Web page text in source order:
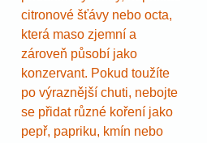
citronové šťávy nebo octa,
která maso zjemní a
zároveň působí jako
konzervant. Pokud toužíte
po výraznější chuti, nebojte
se přidat různé koření jako
pepř, papriku, kmín nebo